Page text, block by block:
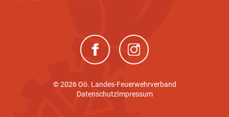
(neues Fenster)(neues Fenster)
© 2026 Oö. Landes-Feuerwehrverband
DatenschutzImpressum